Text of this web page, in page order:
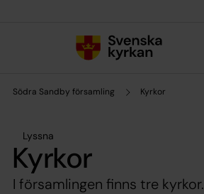
Södra Sandby församling Kyrkor
Lyssna
Kyrkor
I församlingen finns tre kyrkor.